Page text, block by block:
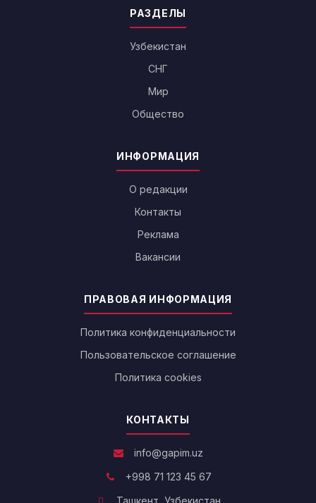
РАЗДЕЛЫ
Узбекистан
СНГ
Мир
Общество
ИНФОРМАЦИЯ
О редакции
Контакты
Реклама
Вакансии
ПРАВОВАЯ ИНФОРМАЦИЯ
Политика конфиденциальности
Пользовательское соглашение
Политика cookies
КОНТАКТЫ
info@gapim.uz
+998 71 123 45 67